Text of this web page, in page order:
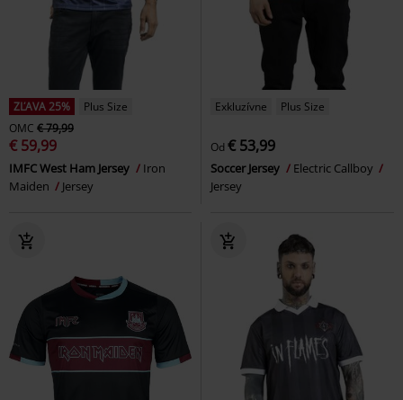
ZĽAVA 25%
Plus Size
OMC € 79,99
€ 59,99
IMFC West Ham Jersey
Iron
Maiden
Jersey
Exkluzívne Plus Size
Od € 53,99
Soccer Jersey
Electric Callboy
Jersey